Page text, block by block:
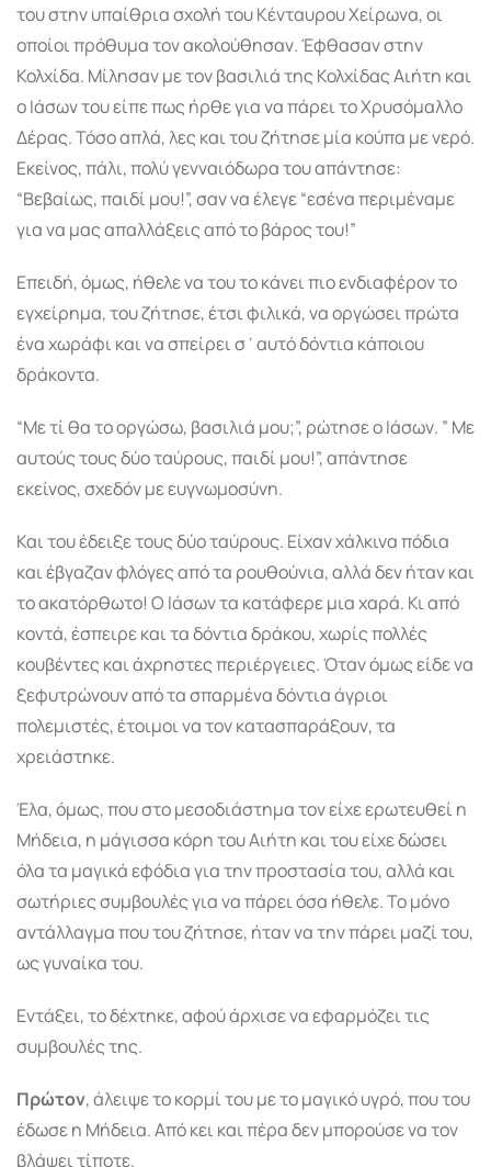
του στην υπαίθρια σχολή του Κένταυρου Χείρωνα, οι
οποίοι πρόθυμα τον ακολούθησαν. Έφθασαν στην
Κολχίδα. Μίλησαν με τον βασιλιά της Κολχίδας Αιήτη και
ο Ιάσων του είπε πως ήρθε για να πάρει το Χρυσόμαλλο
Δέρας. Τόσο απλά, λες και του ζήτησε μία κούπα με νερό.
Εκείνος, πάλι, πολύ γενναιόδωρα του απάντησε:
“Βεβαίως, παιδί μου!”, σαν να έλεγε “εσένα περιμέναμε
για να μας απαλλάξεις από το βάρος του!”
Επειδή, όμως, ήθελε να του το κάνει πιο ενδιαφέρον το
εγχείρημα, του ζήτησε, έτσι φιλικά, να οργώσει πρώτα
ένα χωράφι και να σπείρει σ΄αυτό δόντια κάποιου
δράκοντα.
“Με τί θα το οργώσω, βασιλιά μου;”, ρώτησε ο Ιάσων. ” Με
αυτούς τους δύο ταύρους, παιδί μου!”, απάντησε
εκείνος, σχεδόν με ευγνωμοσύνη.
Και του έδειξε τους δύο ταύρους. Είχαν χάλκινα πόδια
και έβγαζαν φλόγες από τα ρουθούνια, αλλά δεν ήταν και
το ακατόρθωτο! Ο Ιάσων τα κατάφερε μια χαρά. Κι από
κοντά, έσπειρε και τα δόντια δράκου, χωρίς πολλές
κουβέντες και άχρηστες περιέργειες. Όταν όμως είδε να
ξεφυτρώνουν από τα σπαρμένα δόντια άγριοι
πολεμιστές, έτοιμοι να τον κατασπαράξουν, τα
χρειάστηκε.
Έλα, όμως, που στο μεσοδιάστημα τον είχε ερωτευθεί η
Μήδεια, η μάγισσα κόρη του Αιήτη και του είχε δώσει
όλα τα μαγικά εφόδια για την προστασία του, αλλά και
σωτήριες συμβουλές για να πάρει όσα ήθελε. Το μόνο
αντάλλαγμα που του ζήτησε, ήταν να την πάρει μαζί του,
ως γυναίκα του.
Εντάξει, το δέχτηκε, αφού άρχισε να εφαρμόζει τις
συμβουλές της.
Πρώτον, άλειψε το κορμί του με το μαγικό υγρό, που του
έδωσε η Μήδεια. Από κει και πέρα δεν μπορούσε να τον
βλάψει τίποτε.